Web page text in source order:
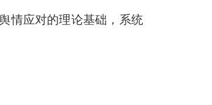
情应对的理论基础，系统